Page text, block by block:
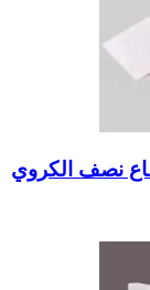
نصف الكروي